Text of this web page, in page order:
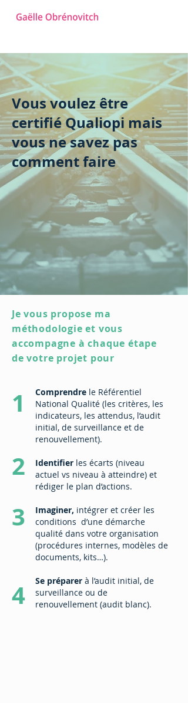
Vous voulez être
certifié Qualiopi mais
vous ne savez pas
comment faire
Je vous propose ma
méthodologie et vous
accompagne à chaque étape
de votre projet pour
1
2
3
4
Comprendre le Référentiel
National Qualité (les critères, les
indicateurs, les attendus, l’audit
initial, de surveillance et de
renouvellement).
Identifier les écarts (niveau
actuel vs niveau à atteindre) et
rédiger le plan d’actions.
Imaginer, intégrer et créer les
conditions d’une démarche
qualité dans votre organisation
(procédures internes, modèles de
documents, kits…).
Se préparer à l’audit initial, de
surveillance ou de
renouvellement (audit blanc).